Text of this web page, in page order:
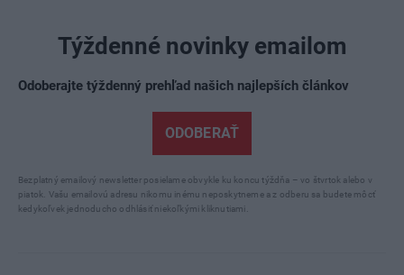
Týždenné novinky emailom
Odoberajte týždenný prehľad našich najlepších článkov
ODOBERAŤ
Bezplatný emailový newsletter posielame obvykle ku koncu týždňa – vo štvrtok alebo v
piatok. Vašu emailovú adresu nikomu inému neposkytneme a z odberu sa budete môcť
kedykoľvek jednoducho odhlásiť niekoľkými kliknutiami.